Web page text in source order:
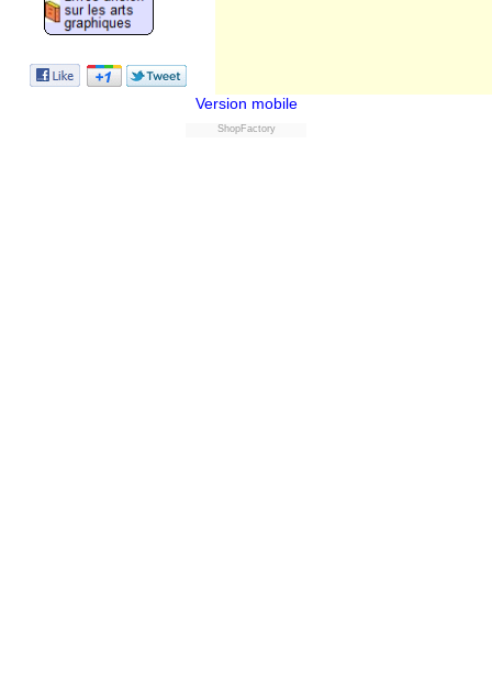
Version mobile
ShopFactory